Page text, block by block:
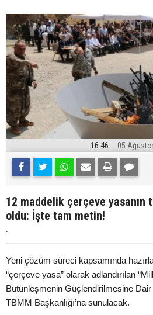
16:46 05
12 maddelik çerçeve yasanın
oldu: İşte tam metin!
.
Yeni çözüm süreci kapsamında
“çerçeve yasa” olarak adlandırılan
Bütünleşmenin Güçlendirilmesine Dair
TBMM Başkanlığı’na sunulacak.